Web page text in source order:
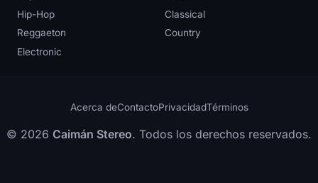
Hip-Hop
Classical
Reggaeton
Country
Electronic
Acerca deContactoPrivacidadTérminos
© 2026 Caimán Stereo. Todos los derechos reservados.